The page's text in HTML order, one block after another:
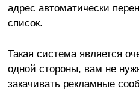
адрес автоматически
список.
Такая система является
одной стороны, вам не
закачивать рекламные